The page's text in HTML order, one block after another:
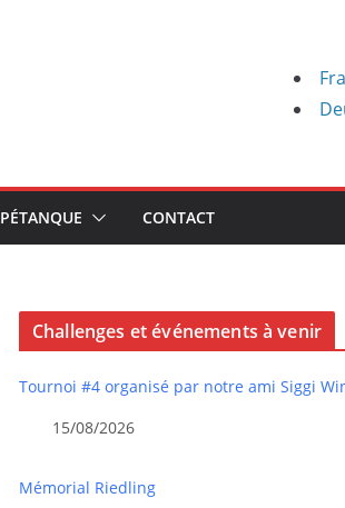
PÉTANQUE CONTACT
Challenges et événements à venir
Tournoi #4 organisé par notre ami Siggi
15/08/2026
Mémorial Riedling